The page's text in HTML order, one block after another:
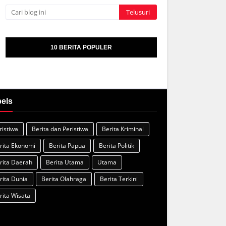
10 BERITA POPULER
Berita dan Peristiwa
Berita Kriminal
Ekonomi
Berita Papua
Berita Politik
Daerah
Berita Utama
Utama
Dunia
Berita Olahraga
Berita Terkini
Wisata